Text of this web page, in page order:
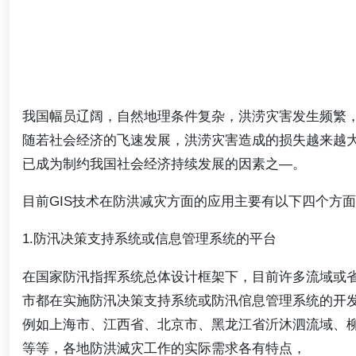
我国幅员辽阔，自然地理条件复杂，洪涝灾害发生频繁，
随若社会经济的飞速发展，洪涝灾害造成的损失越来越
已成为制约我国社会经济持续发展的因素之―。
目前GIS技术在防洪减灾方面的应用主要有以下四个方面
1.防汛决策支持系统或信息管理系统的平台
在国家防汛指挥系统总体设计框架下，目前许多流域或省
市都在实施防汛决策支持系统或防汛倌息管理系统的开
例如上海市、江西省、北京市、黑龙江省沂沐泗流域、
等等，各地防洪滅灾工作的实际需求各有特点，